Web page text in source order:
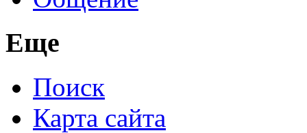
Еще
Поиск
Карта сайта